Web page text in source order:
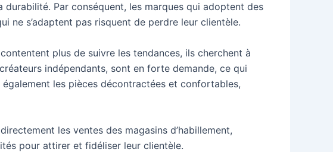
Par conséquent, les marques qui adoptent des
ne s’adaptent pas risquent de perdre leur clientèle.
plus de suivre les tendances, ils cherchent à
indépendants, sont en forte demande, ce qui
les pièces décontractées et confortables,
les ventes des magasins d’habillement,
pour attirer et fidéliser leur clientèle.